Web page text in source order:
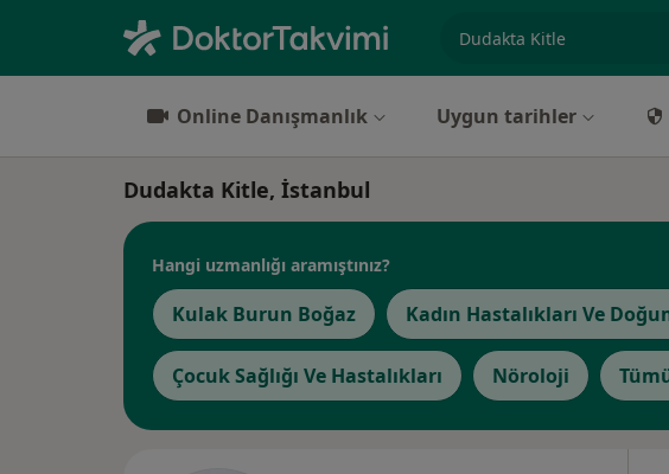
Online Danışmanlık Uygun tarihler
Dudakta Kitle, İstanbul
Hangi uzmanlığı aramıştınız?
Kulak Burun Boğaz Kadın Hastalıkları Ve
Çocuk Sağlığı Ve Hastalıkları Nöroloji